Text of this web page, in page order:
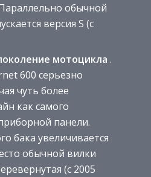
обычной
версия S (с
мотоцикла .
600 серьезно
чуть более
как самого
панели.
бака увеличивается
обычной вилки
(с 2005